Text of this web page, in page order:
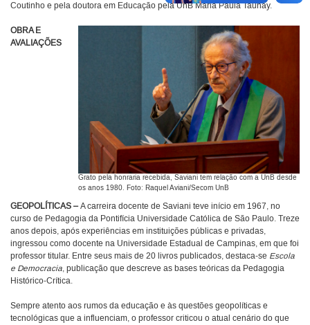
Coutinho e pela doutora em Educação pela UnB Maria Paula Taunay.
Grato pela honraria recebida, Saviani tem relação com a UnB desde
os anos 1980. Foto: Raquel Aviani/Secom UnB
OBRA E
AVALIAÇÕES
GEOPOLÍTICAS –A carreira docente de Saviani teve início em 1967, no
curso de Pedagogia da Pontifícia Universidade Católica de São Paulo. Treze
anos depois, após experiências em instituições públicas e privadas,
ingressou como docente na Universidade Estadual de Campinas, em que foi
professor titular. Entre seus mais de 20 livros publicados, destaca-se Escola
e Democracia, publicação que descreve as bases teóricas da Pedagogia
Histórico-Crítica.
Sempre atento aos rumos da educação e às questões geopolíticas e
tecnológicas que a influenciam, o professor criticou o atual cenário do que